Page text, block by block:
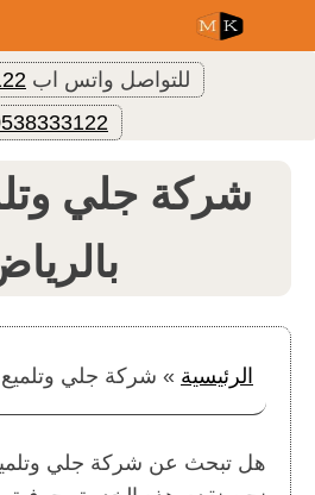
للتواصل واتس اب
شركة جلي
الرئيسية » شركة جلي وتلميع
هل تبحث عن شركة جلي